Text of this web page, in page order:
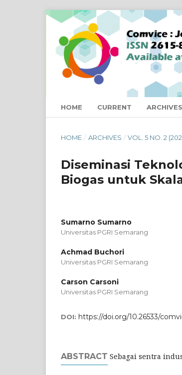
HOME CURRENT ARCHIVES
HOME / ARCHIVES / VOL. 5 NO. 2
Diseminasi
Biogas untuk
Sumarno Sumarno
Universitas PGRI Semarang
Achmad Buchori
Universitas PGRI Semarang
Carson Carsoni
Universitas PGRI Semarang
DOI: https://doi.org/10.26533/
ABSTRACT Sebagai sentra